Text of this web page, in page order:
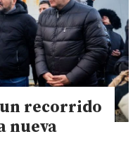
recorrido
nueva